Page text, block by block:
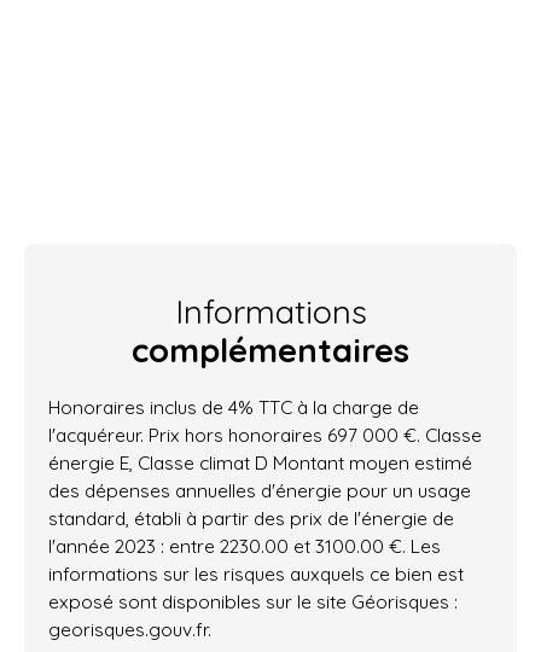
Informations
complémentaires
Honoraires inclus de 4% TTC à la charge de
l'acquéreur. Prix hors honoraires 697 000 €. Classe
énergie E, Classe climat D Montant moyen estimé
des dépenses annuelles d'énergie pour un usage
standard, établi à partir des prix de l'énergie de
l'année 2023 : entre 2230.00 et 3100.00 €. Les
informations sur les risques auxquels ce bien est
exposé sont disponibles sur le site Géorisques :
georisques.gouv.fr.